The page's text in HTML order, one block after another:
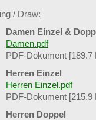
/ Draw:
Damen Einzel &
Damen.pdf
PDF-Dokument [189.7
Herren Einzel
Herren Einzel.pdf
PDF-Dokument [215.9
Herren Doppel